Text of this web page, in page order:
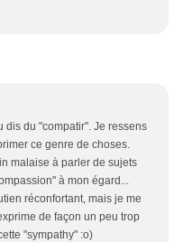
dis du "compatir". Je ressens
ce genre de choses.
malaise à parler de sujets
à mon égard...
réconfortant, mais je me
de façon un peu trop
"sympathy" :o)